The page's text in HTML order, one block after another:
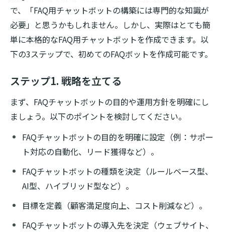
で、「FAQ用チャットボットの構築には専門的な知識が
必要」と思うかもしれません。しかし、実際はとても簡
単に本格的なFAQ用チャットボットを作成できます。以
下の3ステップで、初めてのFAQボットを作成可能です。
ステップ1. 戦略を立てる
まず、FAQチャットボットの目的や運用方針を明確にし
ましょう。以下のポイントを検討してください。
FAQチャットボットの目的を明確に設定（例：サポー
ト対応の自動化、リード獲得など）。
FAQチャットボットの種類を決定（ルールベース型、
AI型、ハイブリッド型など）。
目標を定義（顧客満足度向上、コスト削減など）。
FAQチャットボットの導入先を決定（ウェブサイト、